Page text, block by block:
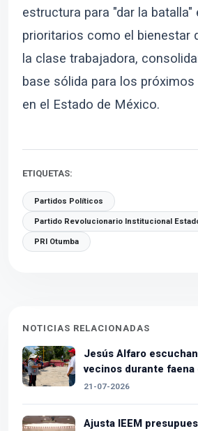
estructura para "dar la batalla"
prioritarios como el bienestar
la clase trabajadora,
base sólida para los
en el Estado de México.
ETIQUETAS:
Partidos Políticos
Partido Revolucionario Institucional
PRI Otumba
NOTICIAS RELACIONADAS
Jesús Alfaro
vecinos durante faena
21-07-2026
Ajusta IEEM